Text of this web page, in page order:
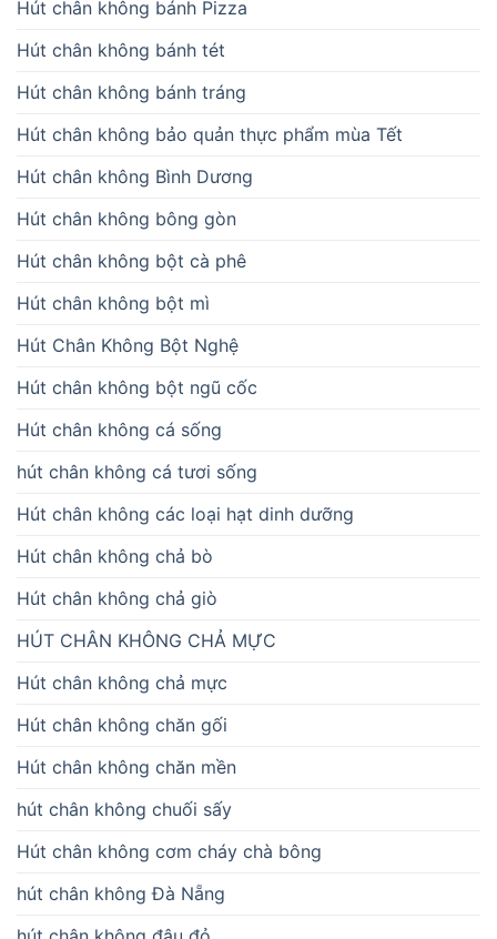
Hút chân không bánh Pizza
Hút chân không bánh tét
Hút chân không bánh tráng
Hút chân không bảo quản thực phẩm mùa Tết
Hút chân không Bình Dương
Hút chân không bông gòn
Hút chân không bột cà phê
Hút chân không bột mì
Hút Chân Không Bột Nghệ
Hút chân không bột ngũ cốc
Hút chân không cá sống
hút chân không cá tươi sống
Hút chân không các loại hạt dinh dưỡng
Hút chân không chả bò
Hút chân không chả giò
HÚT CHÂN KHÔNG CHẢ MỰC
Hút chân không chả mực
Hút chân không chăn gối
Hút chân không chăn mền
hút chân không chuối sấy
Hút chân không cơm cháy chà bông
hút chân không Đà Nẵng